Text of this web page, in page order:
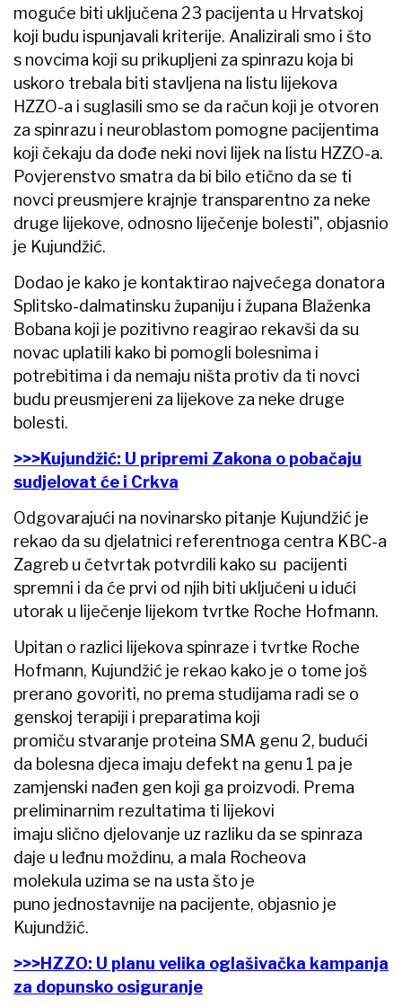
moguće biti uključena 23 pacijenta u Hrvatskoj
koji budu ispunjavali kriterije. Analizirali smo i što
s novcima koji su prikupljeni za spinrazu koja bi
uskoro trebala biti stavljena na listu lijekova
HZZO-a i suglasili smo se da račun koji je otvoren
za spinrazu i neuroblastom pomogne pacijentima
koji čekaju da dođe neki novi lijek na listu HZZO-a.
Povjerenstvo smatra da bi bilo etično da se ti
novci preusmjere krajnje transparentno za neke
druge lijekove, odnosno liječenje bolesti", objasnio
je Kujundžić.
Dodao je kako je kontaktirao najvećega donatora
Splitsko-dalmatinsku županiju i župana Blaženka
Bobana koji je pozitivno reagirao rekavši da su
novac uplatili kako bi pomogli bolesnima i
potrebitima i da nemaju ništa protiv da ti novci
budu preusmjereni za lijekove za neke druge
bolesti.
>>>Kujundžić: U pripremi Zakona o pobačaju
sudjelovat će i Crkva
Odgovarajući na novinarsko pitanje Kujundžić je
rekao da su djelatnici referentnoga centra KBC-a
Zagreb u četvrtak potvrdili kako su pacijenti
spremni i da će prvi od njih biti uključeni u idući
utorak u liječenje lijekom tvrtke Roche Hofmann.
Upitan o razlici lijekova spinraze i tvrtke Roche
Hofmann, Kujundžić je rekao kako je o tome još
prerano govoriti, no prema studijama radi se o
genskoj terapiji i preparatima koji
promiču stvaranje proteina SMA genu 2, budući
da bolesna djeca imaju defekt na genu 1 pa je
zamjenski nađen gen koji ga proizvodi. Prema
preliminarnim rezultatima ti lijekovi
imaju slično djelovanje uz razliku da se spinraza
daje u leđnu moždinu, a mala Rocheova
molekula uzima se na usta što je
puno jednostavnije na pacijente, objasnio je
Kujundžić.
>>>HZZO: U planu velika oglašivačka kampanja
za dopunsko osiguranje